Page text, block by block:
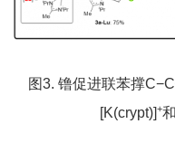
图3. 镥促进联苯撑
[K(crypt)]+